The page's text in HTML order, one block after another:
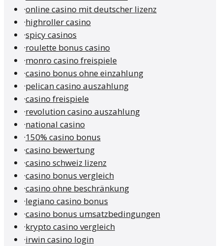
·online casino mit deutscher lizenz
·highroller casino
·spicy casinos
·roulette bonus casino
·monro casino freispiele
·casino bonus ohne einzahlung
·pelican casino auszahlung
·casino freispiele
·revolution casino auszahlung
·national casino
·150% casino bonus
·casino bewertung
·casino schweiz lizenz
·casino bonus vergleich
·casino ohne beschränkung
·legiano casino bonus
·casino bonus umsatzbedingungen
·krypto casino vergleich
·irwin casino login